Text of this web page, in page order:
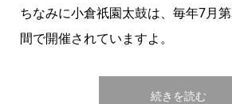
ちなみに小倉祇園太鼓は、毎年7月
間で開催されていますよ。
続きを読む